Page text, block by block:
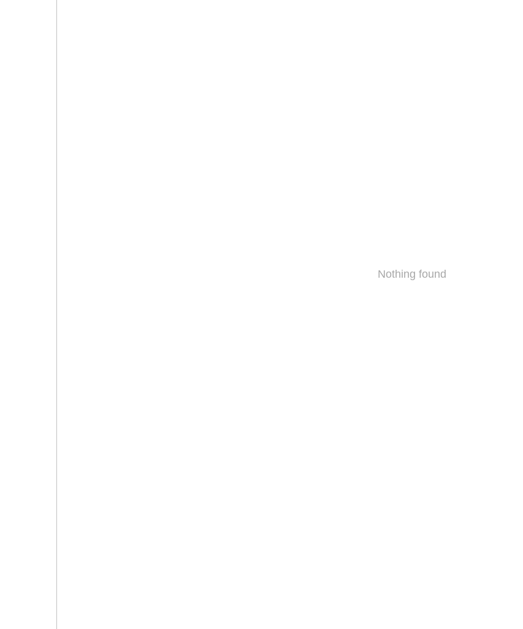
Nothing found